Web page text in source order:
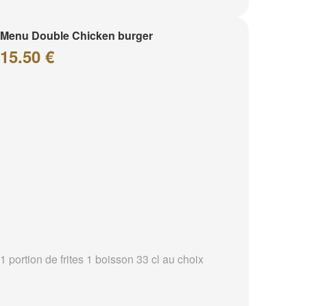
Menu Double Chicken burger
15.50 €
1 portion de frites 1 boisson 33 cl au choix